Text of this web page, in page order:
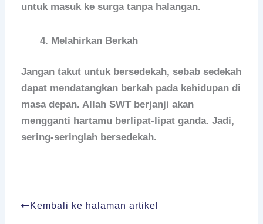
untuk masuk ke surga tanpa halangan.
Melahirkan Berkah
Jangan takut untuk bersedekah, sebab sedekah
dapat mendatangkan berkah pada kehidupan di
masa depan. Allah SWT berjanji akan
mengganti hartamu berlipat-lipat ganda. Jadi,
sering-seringlah bersedekah.
Kembali ke halaman artikel